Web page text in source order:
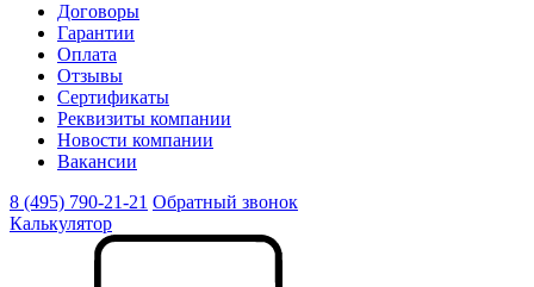
Договоры
Гарантии
Оплата
Отзывы
Сертификаты
Реквизиты компании
Новости компании
Вакансии
8 (495) 790-21-21 Обратный звонок
Калькулятор